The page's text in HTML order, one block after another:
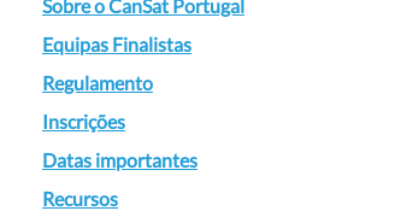
Sobre o CanSat Portugal
Equipas Finalistas
Regulamento
Inscrições
Datas importantes
Recursos